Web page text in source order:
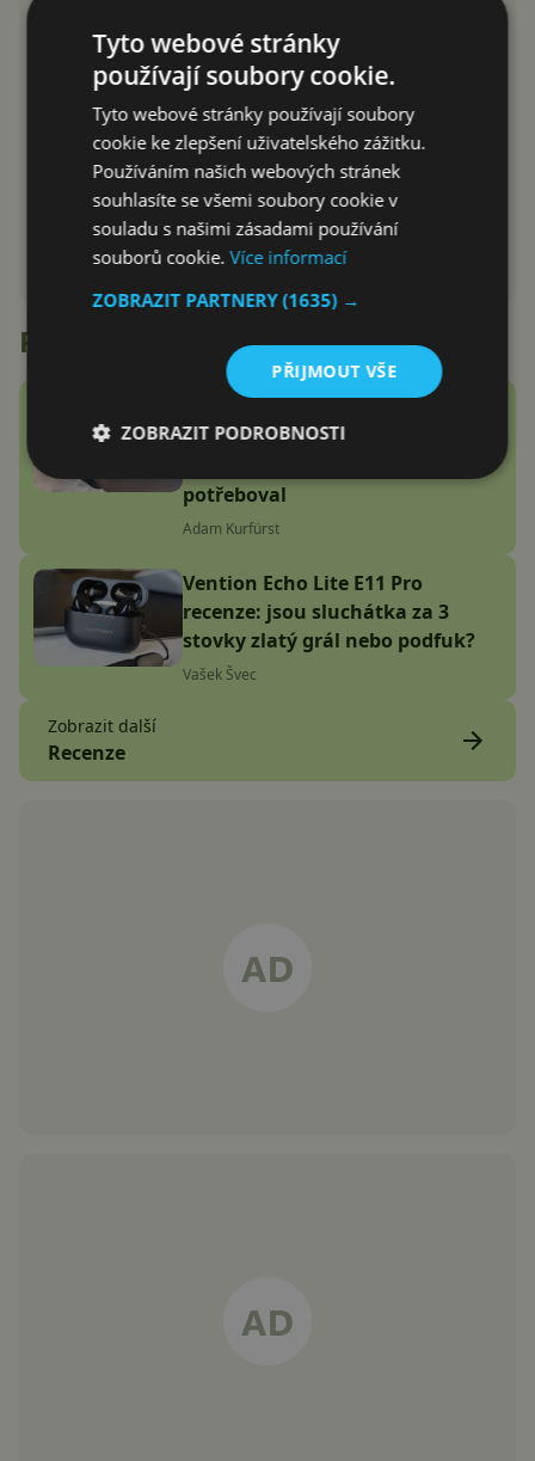
Recenze
Náramek bez displeje je přesně
potřeboval
Adam Kurfürst
Vention Echo Lite E11 Pro
recenze: jsou sluchátka za 3
stovky zlatý grál nebo podfuk?
Vašek Švec
Zobrazit další
Recenze
Tyto webové stránky
používají soubory cookie.
Tyto webové stránky používají soubory
cookie ke zlepšení uživatelského zážitku.
Používáním našich webových stránek
souhlasíte se všemi soubory cookie v
souladu s našimi zásadami používání
souborů cookie.Více informací
ZOBRAZIT PARTNERY(1635) →
PŘIJMOUT VŠE
ZOBRAZIT PODROBNOSTI